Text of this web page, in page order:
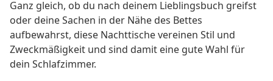
Ganz gleich, ob du nach deinem Lieblingsbuch greifst
oder deine Sachen in der Nähe des Bettes
aufbewahrst, diese Nachttische vereinen Stil und
Zweckmäßigkeit und sind damit eine gute Wahl für
dein Schlafzimmer.